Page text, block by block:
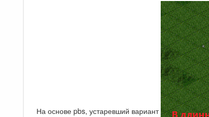
На основе pbs, устаревший вариант